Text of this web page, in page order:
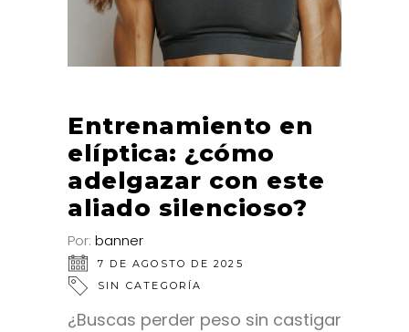
Entrenamiento en
elíptica: ¿cómo
adelgazar con este
aliado silencioso?
Por: banner
7 DE AGOSTO DE 2025
SIN CATEGORÍA
¿Buscas perder peso sin castigar